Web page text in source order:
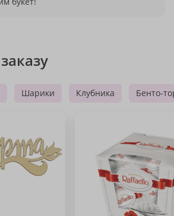
Шарики Клубника Бенто-